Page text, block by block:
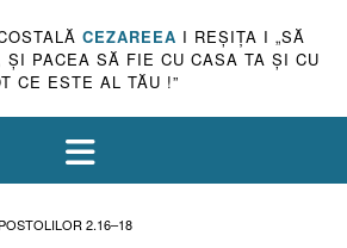
CEZAREEA I REŞIŢA I „SĂ
PACEA SĂ FIE CU CASA TA ŞI CU
CE ESTE AL TĂU !”
2.16–18